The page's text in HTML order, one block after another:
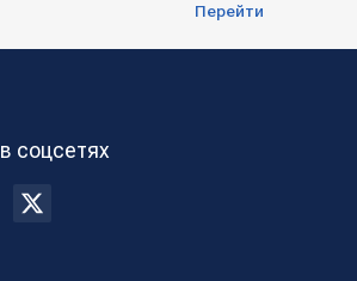
Перейти
соцсетях